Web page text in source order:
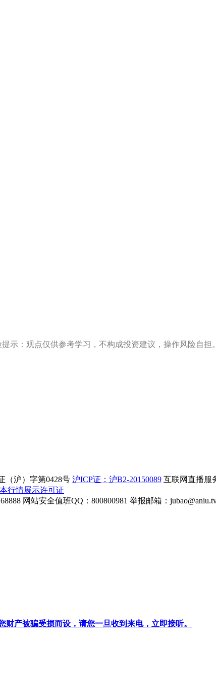
提示：观点仅供参考学习，不构成投资建议，操作风险自担。
（沪）字第0428号 沪ICP证：沪B2-20150089 互联网直播服
行情展示许可证
网站安全值班QQ：800800981 举报邮箱：
产被骗受损而设，请您一旦收到来电，立即接听。